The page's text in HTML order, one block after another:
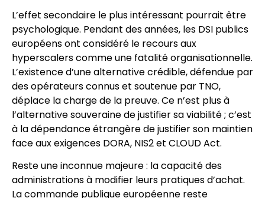
L’effet secondaire le plus intéressant pourrait être
psychologique. Pendant des années, les DSI publics
européens ont considéré le recours aux
hyperscalers comme une fatalité organisationnelle.
L’existence d’une alternative crédible, défendue par
des opérateurs connus et soutenue par TNO,
déplace la charge de la preuve. Ce n’est plus à
l’alternative souveraine de justifier sa viabilité ; c’est
à la dépendance étrangère de justifier son maintien
face aux exigences DORA, NIS2 et CLOUD Act.
Reste une inconnue majeure : la capacité des
administrations à modifier leurs pratiques d’achat.
La commande publique européenne reste